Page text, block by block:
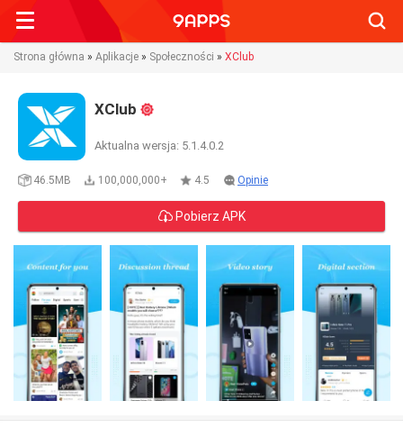
Strona główna » Aplikacje » Społeczności » XClub
XClub
Aktualna wersja: 5.1.4.0.2
46.5MB 100,000,000+ 4.5 Opinie
Pobierz APK